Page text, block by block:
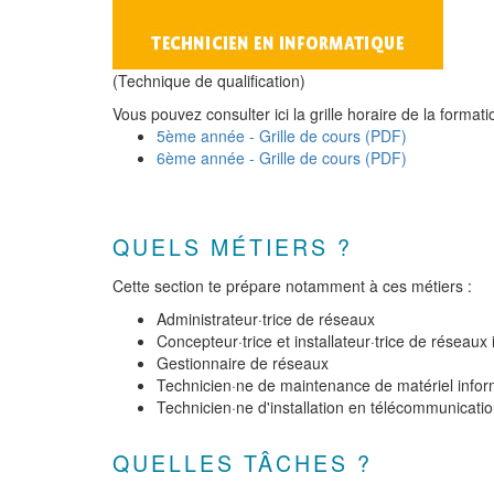
(Technique de qualification)
Vous pouvez consulter ici la grille horaire de la
5ème année - Grille de cours (PDF)
6ème année - Grille de cours (PDF)
QUELS MÉTIERS ?
Cette section te prépare notamment à ces métiers :
Administrateur·trice de réseaux
Concepteur·trice et installateur·trice de
Gestionnaire de réseaux
Technicien·ne de maintenance de matériel
Technicien·ne d'installation en
QUELLES TÂCHES ?